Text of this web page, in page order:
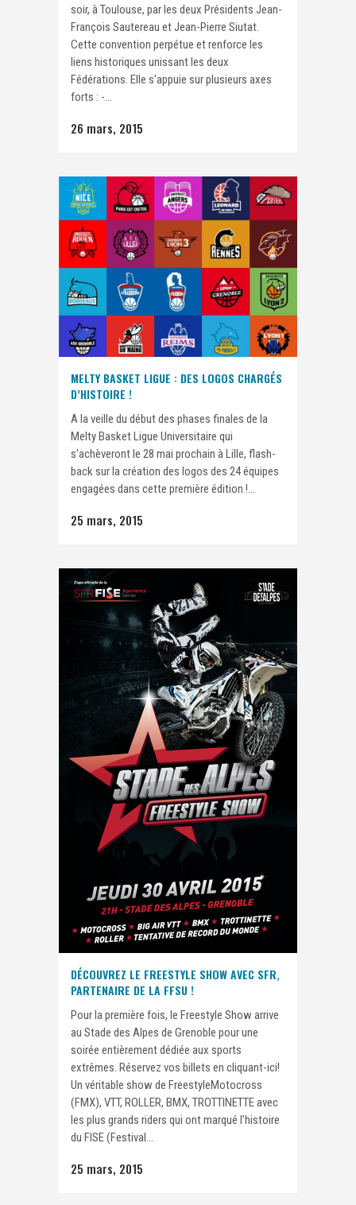
soir, à Toulouse, par les deux Présidents Jean-
François Sautereau et Jean-Pierre Siutat.
Cette convention perpétue et renforce les
liens historiques unissant les deux
Fédérations. Elle s'appuie sur plusieurs axes
forts : -...
26 mars, 2015
MELTY BASKET LIGUE : DES LOGOS CHARGÉS
D’HISTOIRE !
A la veille du début des phases finales de la
Melty Basket Ligue Universitaire qui
s'achèveront le 28 mai prochain à Lille, flash-
back sur la création des logos des 24 équipes
engagées dans cette première édition !...
25 mars, 2015
DÉCOUVREZ LE FREESTYLE SHOW AVEC SFR,
PARTENAIRE DE LA FFSU !
Pour la première fois, le Freestyle Show arrive
au Stade des Alpes de Grenoble pour une
soirée entièrement dédiée aux sports
extrêmes. Réservez vos billets en cliquant-ici!
Un véritable show de FreestyleMotocross
(FMX), VTT, ROLLER, BMX, TROTTINETTE avec
les plus grands riders qui ont marqué l’histoire
du FISE (Festival...
25 mars, 2015